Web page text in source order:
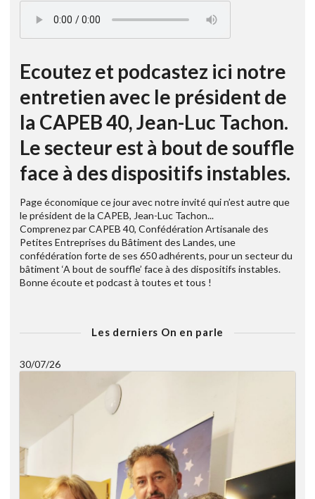
Ecoutez et podcastez ici notre
entretien avec le président de
la CAPEB 40, Jean-Luc Tachon.
Le secteur est à bout de souffle
face à des dispositifs instables.
Page économique ce jour avec notre invité qui n’est autre que
le président de la CAPEB, Jean-Luc Tachon...
Comprenez par CAPEB 40, Confédération Artisanale des
Petites Entreprises du Bâtiment des Landes, une
confédération forte de ses 650 adhérents, pour un secteur du
bâtiment ‘A bout de souffle’ face à des dispositifs instables.
Bonne écoute et podcast à toutes et tous !
Les derniers On en parle
30/07/26